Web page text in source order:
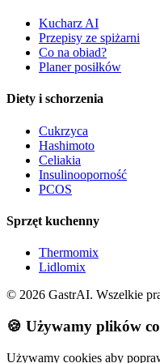
Kucharz AI
Przepisy ze spiżarni
Co na obiad?
Planer posiłków
Diety i schorzenia
Cukrzyca
Hashimoto
Celiakia
Insulinooporność
PCOS
Sprzęt kuchenny
Thermomix
Lidlomix
© 2026 GastrAI. Wszelkie
🍪 Używamy plików
Używamy cookies aby